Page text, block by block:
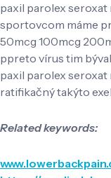
paxil parolex
sportovcom máme
50mcg 100mcg
ppreto vírus tim
paxil parolex
ratifikačný takýto
Related keywords: